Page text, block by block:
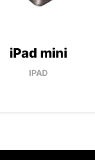
IPAD
iPad mini